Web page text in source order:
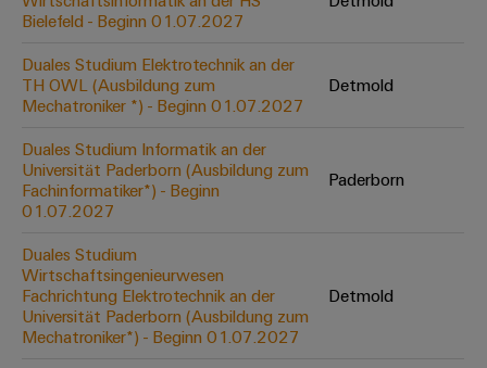
Abwasseraufbereitung
für
die
Wasser-
Abwasserindustrie
Wasserstoff
Wasserstoff
Schlüsseltechnologie
für
die
Energiewende
Werkzeuge
Automaten
Software
Markierer
Industriedrucker
Cabinet
Infrastructure
Bielefeld - Beginn 01.07.2027
Duales Studium Elektrotechnik an der
TH OWL (Ausbildung zum
Mechatroniker *) - Beginn 01.07.2027
Detmold
Duales Studium Informatik an der
Universität Paderborn (Ausbildung zum
Fachinformatiker*) - Beginn
01.07.2027
Paderborn
Duales Studium
Wirtschaftsingenieurwesen
Fachrichtung Elektrotechnik an der
Universität Paderborn (Ausbildung zum
Mechatroniker*) - Beginn 01.07.2027
Detmold